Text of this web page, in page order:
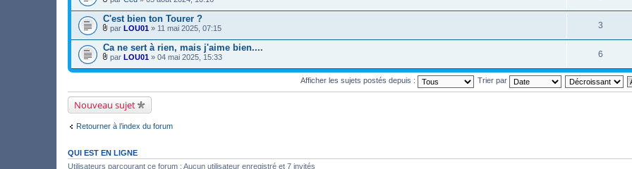
)
t
(
s
)
o
i
n
t
(
s
)
s
)
o
i
n
t
(
)
h
i
e
r
s
)
o
t
(
s
F
i
c
h
i
e
r
s
j
o
i
n
t
)
C'est bien ton Tourer ?
F
i
c
h
i
(
s
)
o
t
(
par LOU01 » 11 mai 2025, 07:15 3
Ca ne sert à rien, mais j'aime bien....
F
i
i
e
r
(
s
o
i
par LOU01 » 04 mai 2025, 15:33 6
Afficher les sujets postés depuis : Trier par
Nouveau sujet
Retourner à l’index du forum
QUI EST EN LIGNE
Utilisateurs parcourant ce forum : Aucun utilisateur enregistré et 7 invités